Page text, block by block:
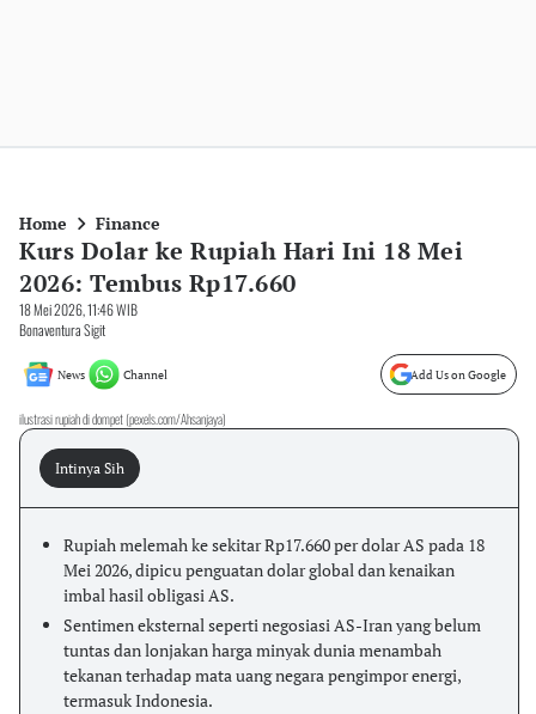
Home Finance
Kurs Dolar ke Rupiah Hari Ini 18 Mei
2026: Tembus Rp17.660
18 Mei 2026, 11:46 WIB
Bonaventura Sigit
News Channel Add Us on Google
ilustrasi rupiah di dompet (pexels.com/Ahsanjaya)
Intinya Sih
Rupiah melemah ke sekitar Rp17.660 per dolar AS pada 18
Mei 2026, dipicu penguatan dolar global dan kenaikan
imbal hasil obligasi AS.
Sentimen eksternal seperti negosiasi AS-Iran yang belum
tuntas dan lonjakan harga minyak dunia menambah
tekanan terhadap mata uang negara pengimpor energi,
termasuk Indonesia.